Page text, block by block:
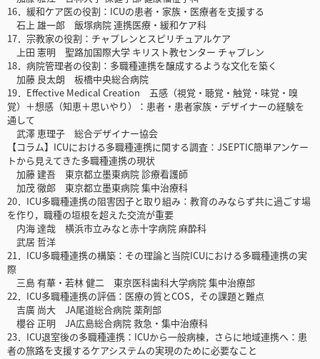
16．緩和ケア医の役割：ICUの患者・家族・医療者を支援する
石上 雄一郎 飯塚病院 連携医療・緩和ケア科
17．宗教家の役割：チャプレンとスピリチュアルケア
上田 憲明 聖路加国際大学 キリスト教センター チャプレン
18．病院管理者の役割：多職種連携を醸成するような文化を築く
加藤 良太朗 板橋中央総合病院
19．Effective Medical Creation 五感（視覚・聴覚・触覚・味覚・嗅
覚）＋想感（知恵＋思いやり）：患者・患者家族・デザイナーの経験を
通して
武澤 恵理子 総合デザイナー協会
【コラム】ICUにおける多職種連携に関する調査：JSEPTIC簡単アンケー
トから見えてきた多職種連携の現状
加藤 建吾 東京都立墨東病院 診療看護師
加茂 徹郎 東京都立墨東病院 集中治療科
20．ICU多職種連携の阻害因子と取り組み：教育のみならず共に過ごす場
を作り，職種の垣根を超えた交流が重要
内海 達哉 横浜市立みなと赤十字病院 麻酔科
武居 哲洋
21．ICU多職種連携の構築：その理論と当院ICUにおける多職種連携の実
際
三島 有華・若林 健二 東京医科歯科大学病院 集中治療部
22．ICU多職種連携の評価：医療の質とCOS，その課題と難点
吉廣 尚大 JA尾道総合病院 薬剤部
櫻谷 正明 JA広島総合病院 救急・集中治療科
23．ICU退室後の多職種連携：ICUから一般病棟，さらに地域連携へ：患
者の旅路を支援するケアシステムの実現のために必要なこと